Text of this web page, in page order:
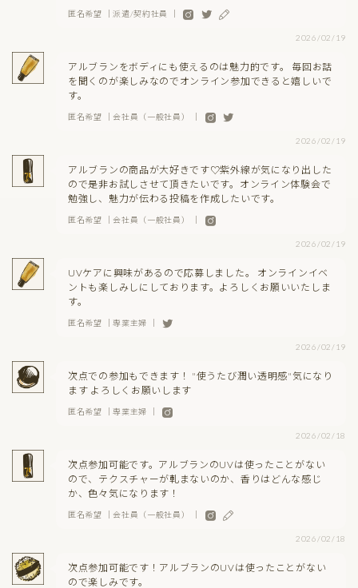
匿名希望 ｜派遣/契約社員 ｜
2026/02/19
アルブランをボディにも使えるのは魅力的です。 毎回お話
を聞くのが楽しみなのでオンライン参加できると嬉しいで
す。
匿名希望 ｜会社員（一般社員） ｜
2026/02/19
アルブランの商品が大好きです♡紫外線が気になり出した
ので是非お試しさせて頂きたいです。オンライン体験会で
勉強し、魅力が伝わる投稿を作成したいです。
匿名希望 ｜会社員（一般社員） ｜
2026/02/19
UVケアに興味があるので応募しました。 オンラインイベ
ントも楽しみしにしております。よろしくお願いいたしま
す。
匿名希望 ｜専業主婦 ｜
2026/02/19
次点での参加もできます！ "使うたび潤い透明感"気になり
ます よろしくお願いします
匿名希望 ｜専業主婦 ｜
2026/02/18
次点参加可能です。アルブランのUVは使ったことがない
ので、テクスチャーが軋まないのか、香りはどんな感じ
か、色々気になります！
匿名希望 ｜会社員（一般社員） ｜
2026/02/18
次点参加可能です！アルブランのUVは使ったことがない
ので楽しみです。